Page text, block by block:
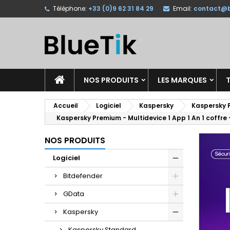
Téléphone: +33 (0)9 62 31 84 29 Email:
NOS PRODUITS LES MARQUES
Accueil Logiciel Kaspersky
Kaspersky
Kaspersky Premium - Multidevice 1 App 1 An 1
NOS PRODUITS
Logiciel
Bitdefender
GData
Kaspersky